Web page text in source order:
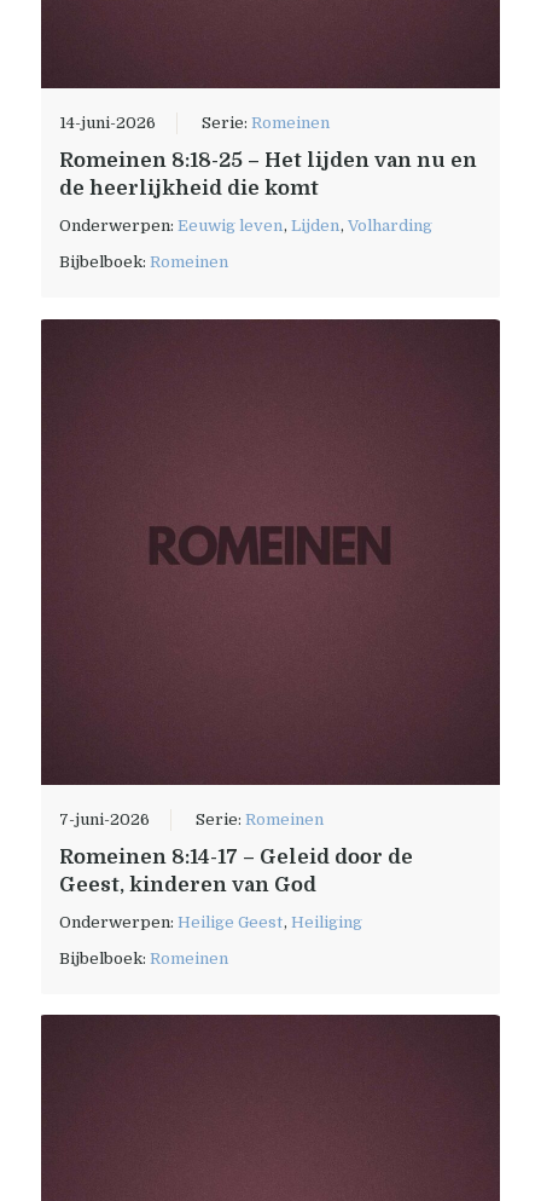
14-juni-2026 Serie:Romeinen
Romeinen 8:18-25 – Het lijden van nu en
de heerlijkheid die komt
Onderwerpen:Eeuwig leven,Lijden,Volharding
Bijbelboek:Romeinen
7-juni-2026 Serie:Romeinen
Romeinen 8:14-17 – Geleid door de
Geest, kinderen van God
Onderwerpen:Heilige Geest,Heiliging
Bijbelboek:Romeinen